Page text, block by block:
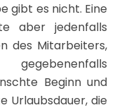
gibt es nicht. Eine
aber jedenfalls
des Mitarbeiters,
Beginn und
Urlaubsdauer, die